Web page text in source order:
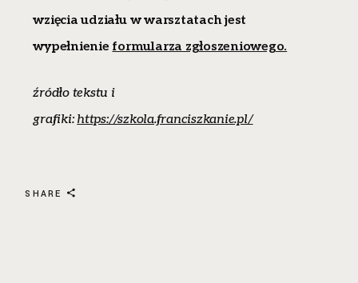
wzięcia udziału w warsztatach jest
wypełnienie formularza zgłoszeniowego.
źródło tekstu i
grafiki: https://szkola.franciszkanie.pl/
SHARE